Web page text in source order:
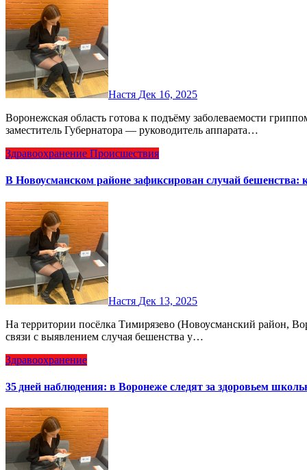
Настя Дек 16, 2025
Воронежская область готова к подъёму заболеваемости гриппом и ОРВИ. 15 декабря на оперативном совещании
заместитель Губернатора — руководитель аппарата…
Здравоохранение Происшествия
В Новоусманском районе зафиксирован случай бешенства:
Настя Дек 13, 2025
На территории посёлка Тимирязево (Новоусманский район, Воронежская область) введён трёхмесячный карантин в
связи с выявлением случая бешенства у…
Здравоохранение
35 дней наблюдения: в Воронеже следят за здоровьем